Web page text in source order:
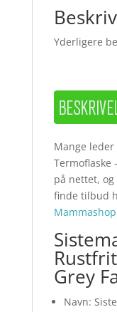
Yderligere
Mange
Termoflaske
på nettet,
finde tilbud
Grey
Navn: